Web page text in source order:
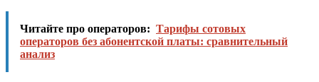
Читайте про операторов: Тарифы сотовых
операторов без абонентской платы: сравнительный
анализ